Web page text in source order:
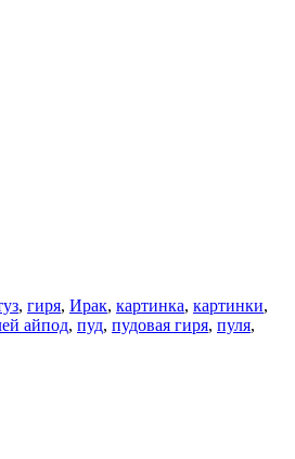
, гиря, Ирак, картинка, картинки,
айпод, пуд, пудовая гиря, пуля,